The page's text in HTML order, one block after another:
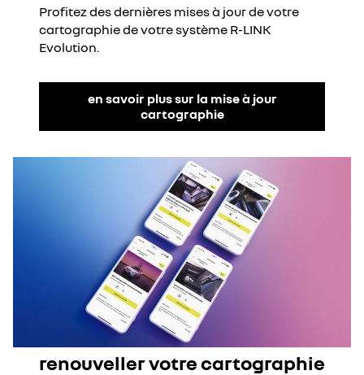
Profitez des dernières mises à jour de votre
cartographie de votre système R-LINK
Evolution.
en savoir plus sur la mise à jour
cartographie
renouveller votre cartographie